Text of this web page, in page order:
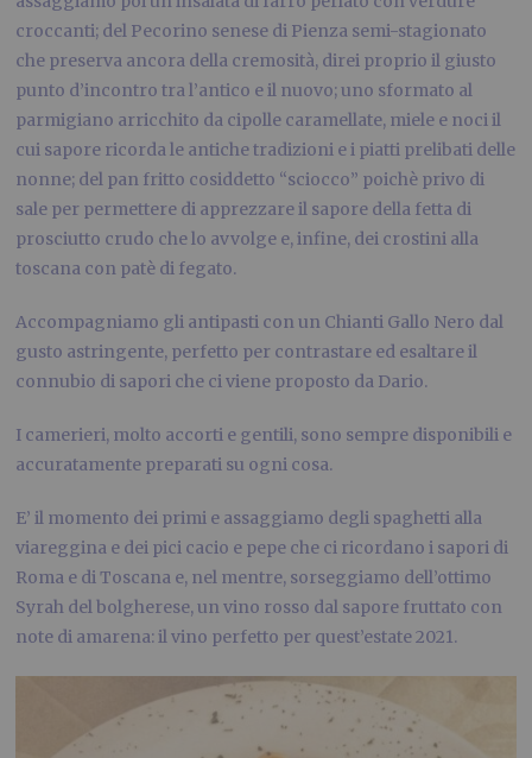
croccanti; del Pecorino senese di Pienza semi-stagionato
che preserva ancora della cremosità, direi proprio il giusto
punto d’incontro tra l’antico e il nuovo; uno sformato al
parmigiano arricchito da cipolle caramellate, miele e noci il
cui sapore ricorda le antiche tradizioni e i piatti prelibati delle
nonne; del pan fritto cosiddetto “sciocco” poichè privo di
sale per permettere di apprezzare il sapore della fetta di
prosciutto crudo che lo avvolge e, infine, dei crostini alla
toscana con patè di fegato.
Accompagniamo gli antipasti con un Chianti Gallo Nero dal
gusto astringente, perfetto per contrastare ed esaltare il
connubio di sapori che ci viene proposto da Dario.
I camerieri, molto accorti e gentili, sono sempre disponibili e
accuratamente preparati su ogni cosa.
E’ il momento dei primi e assaggiamo degli spaghetti alla
viareggina e dei pici cacio e pepe che ci ricordano i sapori di
Roma e di Toscana e, nel mentre, sorseggiamo dell’ottimo
Syrah del bolgherese, un vino rosso dal sapore fruttato con
note di amarena: il vino perfetto per quest’estate 2021.